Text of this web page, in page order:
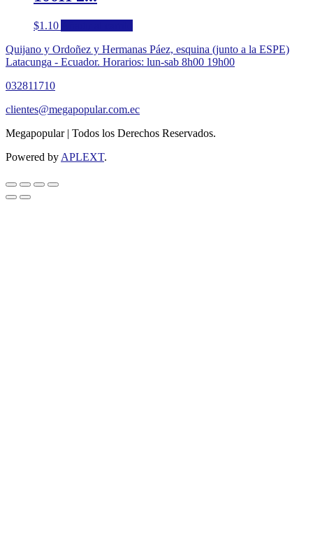
$1.10
Quijano y Ordoñez y Hermanas Páez, esquina (junto a la ESPE)
Latacunga - Ecuador. Horarios: lun-sab 8h00 19h00
032811710
clientes@megapopular.com.ec
Megapopular | Todos los Derechos Reservados.
Powered by APLEXT.
Return
To